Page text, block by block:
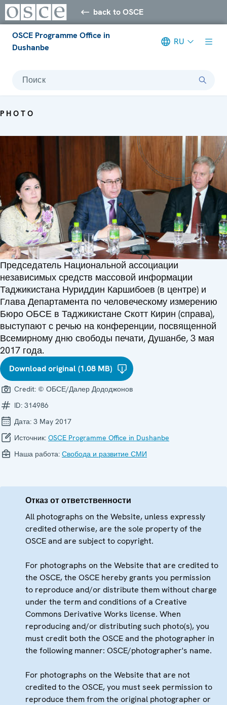
back to OSCE
OSCE Programme Office in
Dushanbe
RU
Поиск
PHOTO
Председатель Национальной ассоциации
независимых средств массовой информации
Таджикистана Нуриддин Каршибоев (в центре) и
Глава Департамента по человеческому измерению
Бюро ОБСЕ в Таджикистане Скотт Кирин (справа),
выступают с речью на конференции, посвященной
Всемирному дню свободы печати, Душанбе, 3 мая
2017 года.
Download original (1.08 MB)
Credit: © ОБСЕ/Далер Дододжонов
ID: 314986
Дата: 3 May 2017
Источник: OSCE Programme Office in Dushanbe
Наша работа: Свобода и развитие СМИ
Отказ от ответственности
All photographs on the Website, unless expressly
credited otherwise, are the sole property of the
OSCE and are subject to copyright.
For photographs on the Website that are credited to
the OSCE, the OSCE hereby grants you permission
to reproduce and/or distribute them without charge
under the term and conditions of a Creative
Commons Derivative Works license. When
reproducing and/or distributing such photo(s), you
must credit both the OSCE and the photographer in
the following manner: OSCE/photographer's name.
For photographs on the Website that are not
credited to the OSCE, you must seek permission to
reproduce them from the original photographer or